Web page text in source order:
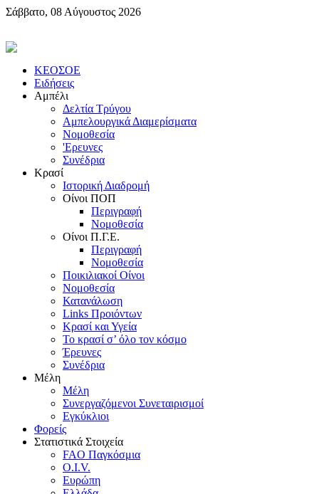
Σάββατο, 08 Αύγουστος 2026
KEOΣOE
Ειδήσεις
Αμπέλι
Δελτία Τρύγου
Αμπελουργικά Διαμερίσματα
Nομοθεσία
'Eρευνες
Συνέδρια
Κρασί
Iστορική Διαδρομή
Oίνοι ΠOΠ
Περιγραφή
Nομοθεσία
Oίνοι Π.Γ.E.
Περιγραφή
Νομοθεσία
Ποικιλιακοί Oίνοι
Nομοθεσία
Κατανάλωση
Links Προιόντων
Κρασί και Υγεία
To κρασί σ’ όλο τον κόσμο
Έρευνες
Συνέδρια
Μέλη
Mέλη
Συνεργαζόμενοι Συνεταιρισμοί
Εγκύκλιοι
Φορείς
Στατιστικά Στοιχεία
FAO Παγκόσμια
O.I.V.
Ευρώπη